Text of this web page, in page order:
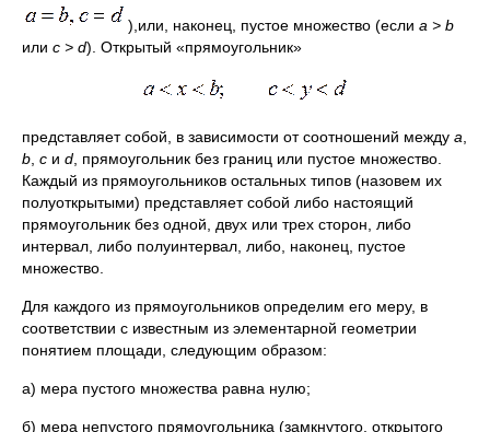
),или, наконец, пустое множество (если а > b
или с > d). Открытый «прямоугольник»
представляет собой, в зависимости от соотношений между а
b с и d , прямоугольник без границ или пустое множество.
Каждый из прямоугольников остальных типов (назовем их
полуоткрытыми) представляет собой либо настоящий
прямоугольник без одной, двух или трех сторон, либо
интервал, либо полуинтервал, либо, наконец, пустое
множество.
Для каждого из прямоугольников определим его меру, в
соответствии с известным из элементарной геометрии
понятием площади, следующим образом:
а) мера пустого множества равна нулю;
б) мера непустого прямоугольника (замкнутого, открытого